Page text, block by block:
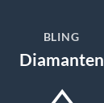
BLING
Diamanten